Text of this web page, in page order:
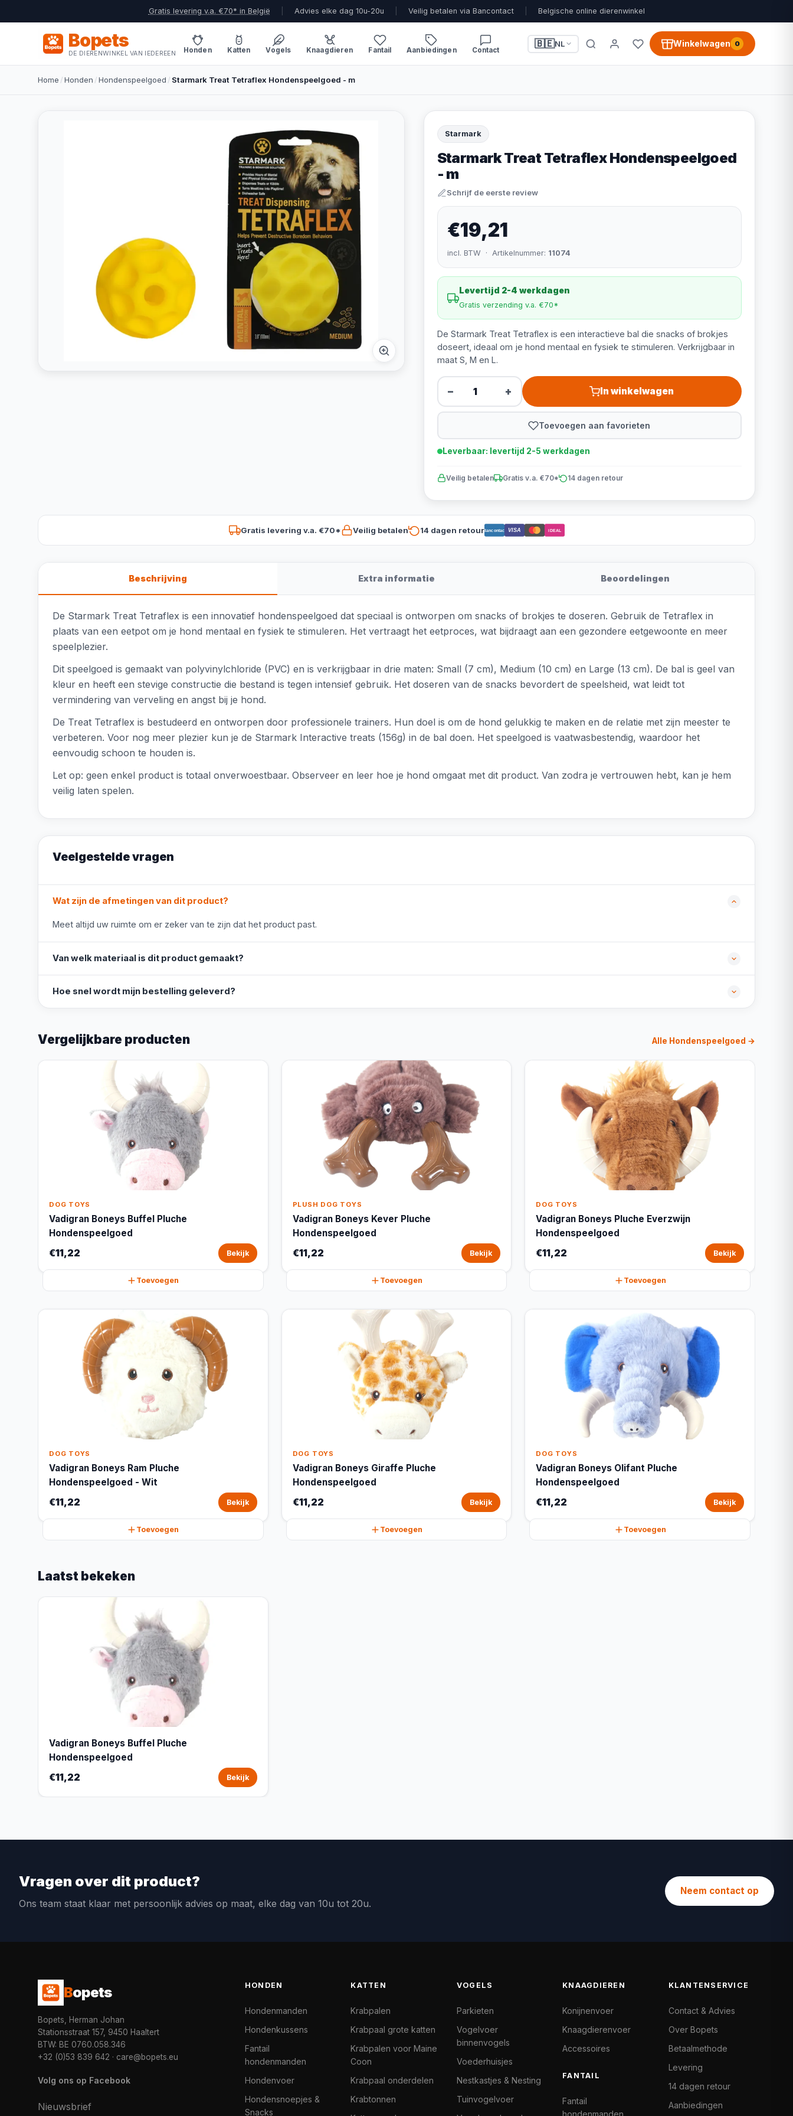
Gratis levering v.a. €70* in België Advies elke dag 10u-20u Veilig betalen via Bancontact Belgische online dierenwinkel
Bopets
DE DIERENWINKEL VAN IEDEREEN Honden Katten Vogels Knaagdieren Fantail Aanbiedingen Contact
🇧🇪NL Winkelwagen 0
Home /Honden /Hondenspeelgoed / Starmark Treat Tetraflex Hondenspeelgoed - m
Starmark
Starmark Treat Tetraflex Hondenspeelgoed
- m
Schrijf de eerste review
€19,21
incl. BTW · Artikelnummer: 11074
Levertijd 2-4 werkdagen
Gratis verzending v.a. €70*
De Starmark Treat Tetraflex is een interactieve bal die snacks of brokjes
doseert, ideaal om je hond mentaal en fysiek te stimuleren. Verkrijgbaar in
maat S, M en L.
− + In winkelwagen
Toevoegen aan favorieten
Leverbaar: levertijd 2-5 werkdagen
Veilig betalen Gratis v.a. €70* 14 dagen retour
Gratis levering v.a. €70* Veilig betalen 14 dagen retourBancontact VISA iDEAL
Beschrijving Extra informatie Beoordelingen
De Starmark Treat Tetraflex is een innovatief hondenspeelgoed dat speciaal is ontworpen om snacks of brokjes te doseren. Gebruik de Tetraflex in
plaats van een eetpot om je hond mentaal en fysiek te stimuleren. Het vertraagt het eetproces, wat bijdraagt aan een gezondere eetgewoonte en meer
speelplezier.
Dit speelgoed is gemaakt van polyvinylchloride (PVC) en is verkrijgbaar in drie maten: Small (7 cm), Medium (10 cm) en Large (13 cm). De bal is geel van
kleur en heeft een stevige constructie die bestand is tegen intensief gebruik. Het doseren van de snacks bevordert de speelsheid, wat leidt tot
vermindering van verveling en angst bij je hond.
De Treat Tetraflex is bestudeerd en ontworpen door professionele trainers. Hun doel is om de hond gelukkig te maken en de relatie met zijn meester te
verbeteren. Voor nog meer plezier kun je de Starmark Interactive treats (156g) in de bal doen. Het speelgoed is vaatwasbestendig, waardoor het
eenvoudig schoon te houden is.
Let op: geen enkel product is totaal onverwoestbaar. Observeer en leer hoe je hond omgaat met dit product. Van zodra je vertrouwen hebt, kan je hem
veilig laten spelen.
Veelgestelde vragen
Wat zijn de afmetingen van dit product?
Meet altijd uw ruimte om er zeker van te zijn dat het product past.
Van welk materiaal is dit product gemaakt?
Hoe snel wordt mijn bestelling geleverd?
Vergelijkbare producten Alle Hondenspeelgoed →
DOG TOYS
Vadigran Boneys Buffel Pluche
Hondenspeelgoed
€11,22 Bekijk
Toevoegen
PLUSH DOG TOYS
Vadigran Boneys Kever Pluche
Hondenspeelgoed
€11,22 Bekijk
Toevoegen
DOG TOYS
Vadigran Boneys Pluche Everzwijn
Hondenspeelgoed
€11,22 Bekijk
Toevoegen
DOG TOYS
Vadigran Boneys Ram Pluche
Hondenspeelgoed - Wit
€11,22 Bekijk
Toevoegen
DOG TOYS
Vadigran Boneys Giraffe Pluche
Hondenspeelgoed
€11,22 Bekijk
Toevoegen
DOG TOYS
Vadigran Boneys Olifant Pluche
Hondenspeelgoed
€11,22 Bekijk
Toevoegen
Laatst bekeken
Vadigran Boneys Buffel Pluche
Hondenspeelgoed
€11,22 Bekijk
Vragen over dit product?
Ons team staat klaar met persoonlijk advies op maat, elke dag van 10u tot 20u.
Neem contact op
Bopets
Bopets, Herman Johan
Stationsstraat 157, 9450 Haaltert
BTW: BE 0760.058.346
+32 (0)53 839 642 · care@bopets.eu
Volg ons op Facebook
Nieuwsbrief
HONDEN
Hondenmanden
Hondenkussens
Fantail
hondenmanden
Hondenvoer
Hondensnoepjes &
Snacks
KATTEN
Krabpalen
Krabpaal grote katten
Krabpalen voor Maine
Coon
Krabpaal onderdelen
Krabtonnen
VOGELS
Parkieten
Vogelvoer
binnenvogels
Voederhuisjes
Nestkastjes & Nesting
Tuinvogelvoer
KNAAGDIEREN
Konijnenvoer
Knaagdierenvoer
Accessoires
FANTAIL
Fantail
hondenmanden
KLANTENSERVICE
Contact & Advies
Over Bopets
Betaalmethode
Levering
14 dagen retour
Aanbiedingen